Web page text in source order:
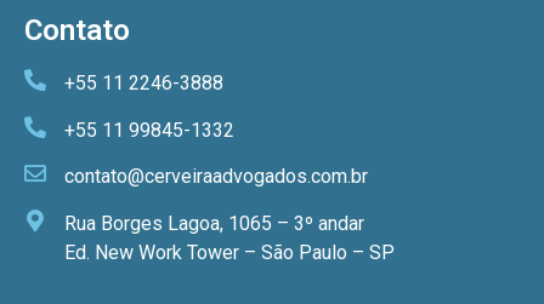
Contato
+55 11 2246-3888
+55 11 99845-1332
contato@cerveiraadvogados.com.br
Rua Borges Lagoa, 1065 – 3º andar
Ed. New Work Tower – São Paulo – SP